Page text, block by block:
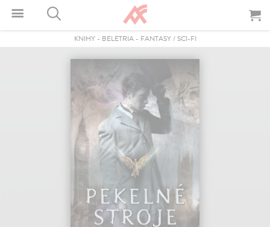
KNIHY- BELETRIA- FANTASY / SCI-FI